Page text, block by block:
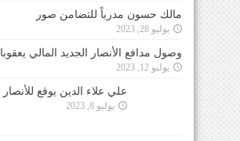
مالك حسون مدرباً للتضامن صور
يوليو 28, 2023
وصول مدافع الأنصار الجديد المالي يعقوبا
يوليو 12, 2023
علي علاء الدين يوقع للأنصار
يوليو 8, 2023